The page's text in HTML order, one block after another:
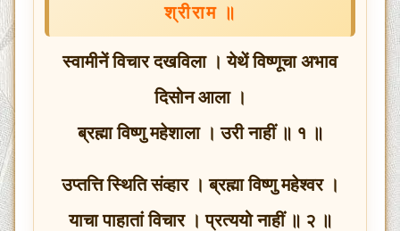
श्रीराम ॥
स्वामीनें विचार दखविला । येथें विष्णूचा अभाव
दिसोन आला ।
ब्रह्मा विष्णु महेशाला । उरी नाहीं ॥ १ ॥
उप्तत्ति स्थिति संव्हार । ब्रह्मा विष्णु महेश्वर ।
याचा पाहातां विचार । प्रत्ययो नाहीं ॥ २ ॥